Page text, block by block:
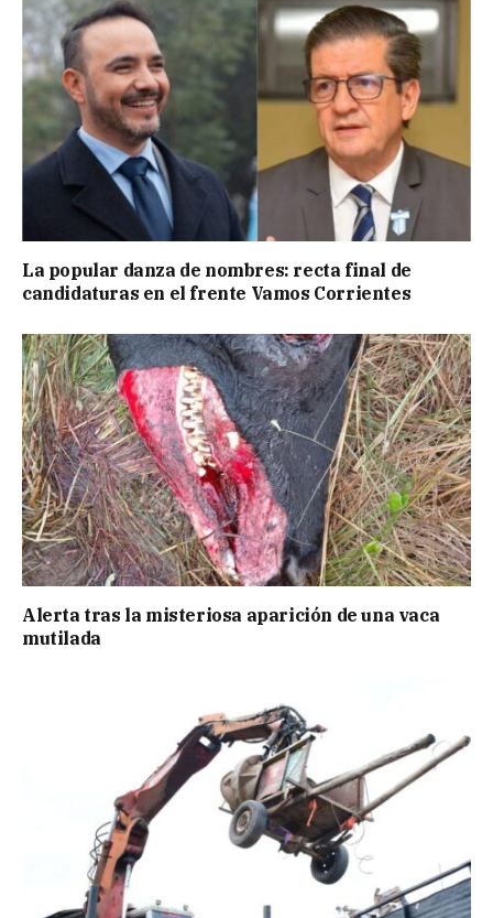
La popular danza de nombres: recta final de
candidaturas en el frente Vamos Corrientes
Alerta tras la misteriosa aparición de una vaca
mutilada